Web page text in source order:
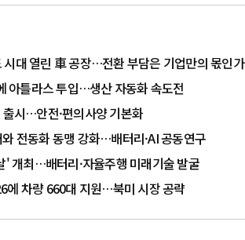
대 열린 車 공장…전환 부담은 기업만의 몫인가
아틀라스 투입…생산 자동화 속도전
시…안전·편의사양 기본화
전동화 동맹 강화…배터리·AI 공동연구
' 개최…배터리·자율주행 미래기술 발굴
에 차량 660대 지원…북미 시장 공략